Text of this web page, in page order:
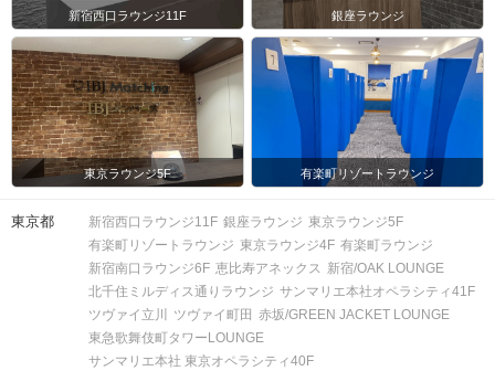
新宿西口ラウンジ11F 銀座ラウンジ
東京ラウンジ5F 有楽町リゾートラウンジ
東京都 新宿西口ラウンジ11F 銀座ラウンジ 東京ラウンジ5F
有楽町リゾートラウンジ 東京ラウンジ4F 有楽町ラウンジ
新宿南口ラウンジ6F 恵比寿アネックス 新宿/OAK LOUNGE
北千住ミルディス通りラウンジ サンマリエ本社オペラシティ41F
ツヴァイ立川
ツヴァイ町田 赤坂/GREEN JACKET LOUNGE
東急歌舞伎町タワーLOUNGE
サンマリエ本社 東京オペラシティ40F